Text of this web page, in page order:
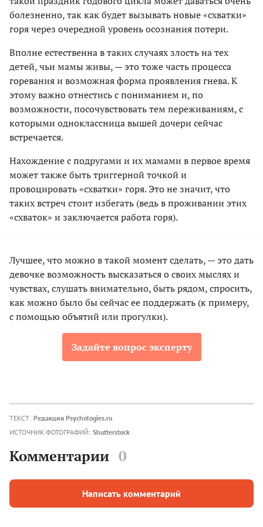
болезненно, так как будет вызывать новые «схватки»
горя через очередной уровень осознания потери.
Вполне естественна в таких случаях злость на тех
детей, чьи мамы живы, — это тоже часть процесса
горевания и возможная форма проявления гнева. К
этому важно отнестись с пониманием и, по
возможности, посочувствовать тем переживаниям, с
которыми одноклассница вышей дочери сейчас
встречается.
Нахождение с подругами и их мамами в первое время
может также быть триггерной точкой и
провоцировать «схватки» горя. Это не значит, что
таких встреч стоит избегать (ведь в проживании этих
«схваток» и заключается работа горя).
Лучшее, что можно в такой момент сделать, — это дать
девочке возможность высказаться о своих мыслях и
чувствах, слушать внимательно, быть рядом, спросить,
как можно было бы сейчас ее поддержать (к примеру,
с помощью объятий или прогулки).
Задайте вопрос эксперту
ТЕКСТ: Редакция Psychologies.ru
ИСТОЧНИК ФОТОГРАФИЙ: Shutterstock
Комментарии 0
Написать комментарий